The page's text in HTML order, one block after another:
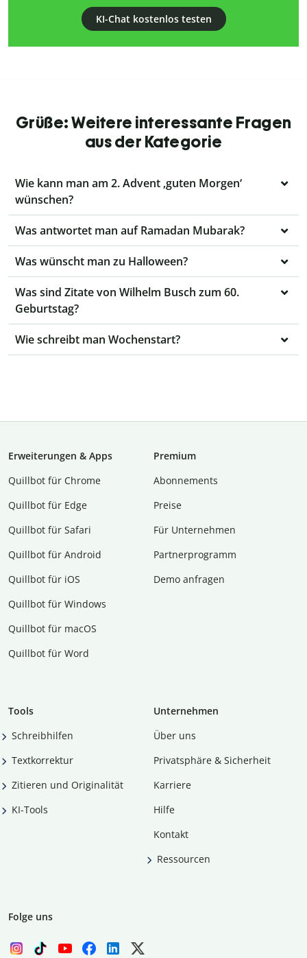
KI-Chat kostenlos testen
Grüße: Weitere interessante Fragen
aus der Kategorie
Wie kann man am 2. Advent ‚guten Morgen‘
wünschen?
Was antwortet man auf Ramadan Mubarak?
Was wünscht man zu Halloween?
Was sind Zitate von Wilhelm Busch zum 60.
Geburtstag?
Wie schreibt man Wochenstart?
Erweiterungen & Apps
Quillbot für Chrome
Quillbot für Edge
Quillbot für Safari
Quillbot für Android
Quillbot für iOS
Quillbot für Windows
Quillbot für macOS
Quillbot für Word
Premium
Abon­ne­ments
Preise
Für Unternehmen
Partnerprogramm
Demo anfragen
Tools
Schreibhilfen
Textkorrektur
Zitieren und Originalität
KI-Tools
Unternehmen
Über uns
Privatsphäre & Sicherheit
Karriere
Hilfe
Kontakt
Ressourcen
Folge uns